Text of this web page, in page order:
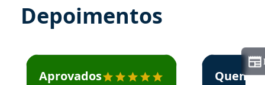
Depoimentos
Estudante José recomenda o Aprova Concursos em
Aprovados
Estudante
Quem